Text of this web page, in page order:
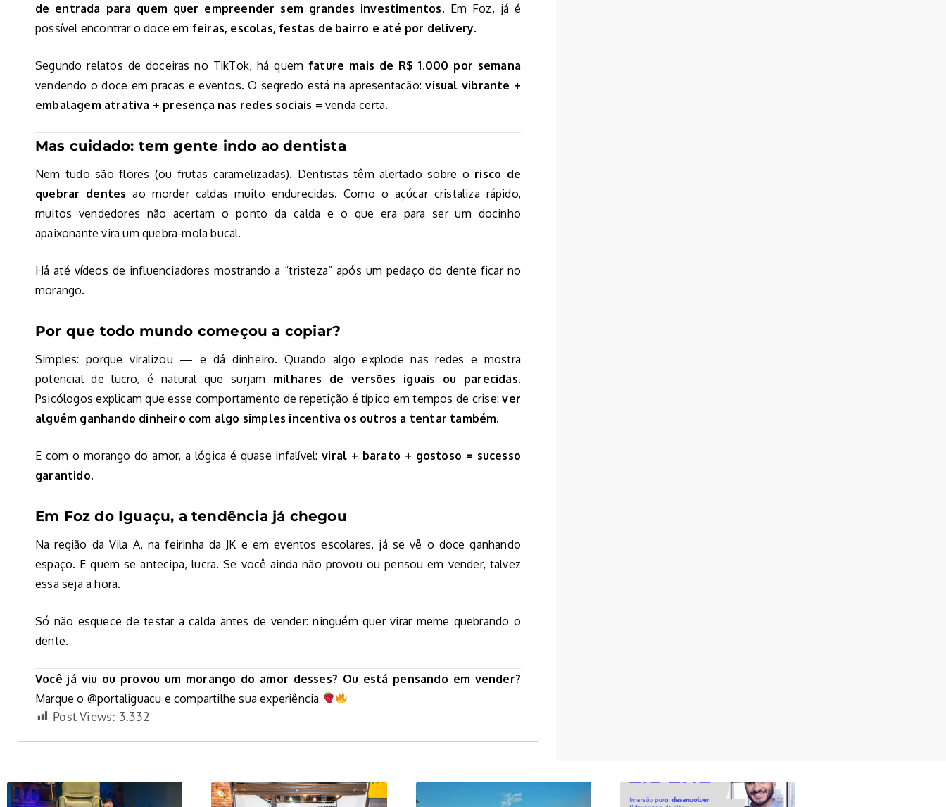
de entrada para quem quer empreender sem grandes investimentos. Em Foz, já é
possível encontrar o doce em feiras, escolas, festas de bairro e até por delivery.
Segundo relatos de doceiras no TikTok, há quemfature mais de R$ 1.000 por semana
vendendo o doce em praças e eventos. O segredo está na apresentação:visual vibrante +
embalagem atrativa + presença nas redes sociais = venda certa.
Mas cuidado: tem gente indo ao dentista
Nem tudo são flores (ou frutas caramelizadas). Dentistas têm alertado sobre o risco de
quebrar dentes ao morder caldas muito endurecidas. Como o açúcar cristaliza rápido,
muitos vendedores não acertam o ponto da calda e o que era para ser um docinho
apaixonante vira um quebra-mola bucal.
Há até vídeos de influenciadores mostrando a “tristeza” após um pedaço do dente ficar no
morango.
Por que todo mundo começou a copiar?
Simples: porque viralizou — e dá dinheiro. Quando algo explode nas redes e mostra
potencial de lucro, é natural que surjam milhares de versões iguais ou parecidas.
Psicólogos explicam que esse comportamento de repetição é típico em tempos de crise:ver
alguém ganhando dinheiro com algo simples incentiva os outros a tentar também.
E com o morango do amor, a lógica é quase infalível:viral + barato + gostoso = sucesso
garantido.
Em Foz do Iguaçu, a tendência já chegou
Na região da Vila A, na feirinha da JK e em eventos escolares, já se vê o doce ganhando
espaço. E quem se antecipa, lucra. Se você ainda não provou ou pensou em vender, talvez
essa seja a hora.
Só não esquece de testar a calda antes de vender: ninguém quer virar meme quebrando o
dente.
Você já viu ou provou um morango do amor desses? Ou está pensando em vender?
Marque o @portaliguacu e compartilhe sua experiência
Post Views: 3.332